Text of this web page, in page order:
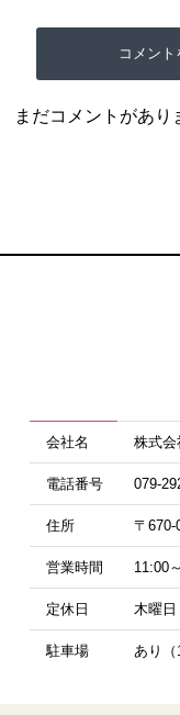
まだコメントがあり
会社名 株式
電話番号 079-
住所 〒
営業時間 11:00
定休日 木曜日
駐車場 あり（